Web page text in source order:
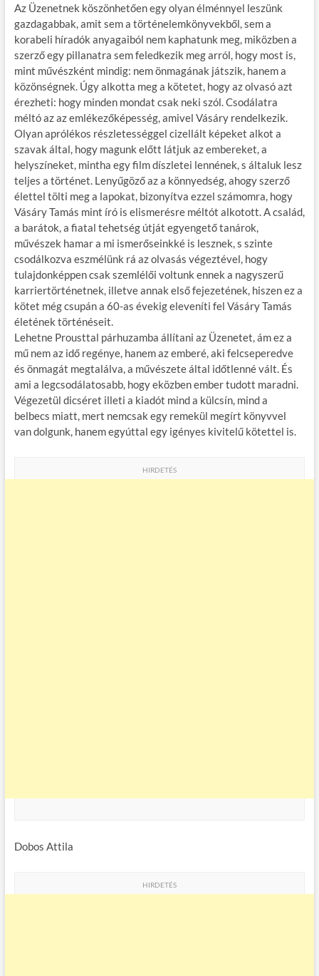
Az Üzenetnek köszönhetően egy olyan élménnyel leszünk
gazdagabbak, amit sem a történelemkönyvekből, sem a
korabeli híradók anyagaiból nem kaphatunk meg, miközben a
szerző egy pillanatra sem feledkezik meg arról, hogy most is,
mint művészként mindig: nem önmagának játszik, hanem a
közönségnek. Úgy alkotta meg a kötetet, hogy az olvasó azt
érezheti: hogy minden mondat csak neki szól. Csodálatra
méltó az az emlékezőképesség, amivel Vásáry rendelkezik.
Olyan aprólékos részletességgel cizellált képeket alkot a
szavak által, hogy magunk előtt látjuk az embereket, a
helyszíneket, mintha egy film díszletei lennének, s általuk lesz
teljes a történet. Lenyűgöző az a könnyedség, ahogy szerző
élettel tölti meg a lapokat, bizonyítva ezzel számomra, hogy
Vásáry Tamás mint író is elismerésre méltót alkotott. A család,
a barátok, a fiatal tehetség útját egyengető tanárok,
művészek hamar a mi ismerőseinkké is lesznek, s szinte
csodálkozva eszmélünk rá az olvasás végeztével, hogy
tulajdonképpen csak szemlélői voltunk ennek a nagyszerű
karriertörténetnek, illetve annak első fejezetének, hiszen ez a
kötet még csupán a 60-as évekig eleveníti fel Vásáry Tamás
életének történéseit.
Lehetne Prousttal párhuzamba állítani az Üzenetet, ám ez a
mű nem az idő regénye, hanem az emberé, aki felcseperedve
és önmagát megtalálva, a művészete által időtlenné vált. És
ami a legcsodálatosabb, hogy eközben ember tudott maradni.
Végezetül dicséret illeti a kiadót mind a külcsín, mind a
belbecs miatt, mert nemcsak egy remekül megírt könyvvel
van dolgunk, hanem egyúttal egy igényes kivitelű kötettel is.
HIRDETÉS
Dobos Attila
HIRDETÉS